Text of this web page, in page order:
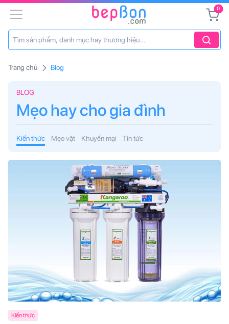
0
Trang chủ Blog
BLOG
Mẹo hay cho gia đình
Kiến thức Mẹo vặt Khuyến mại Tin tức
Kiến thức